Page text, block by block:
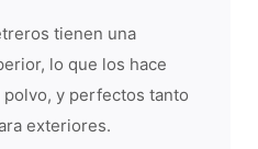
tienen una
lo que los hace
y perfectos tanto
exteriores.